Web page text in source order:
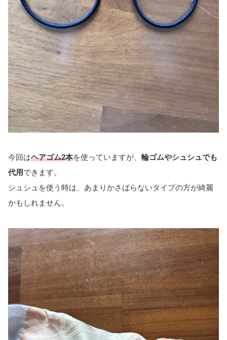
今回はヘアゴム2本を使っていますが、 輪ゴムやシュシュでも
代用できます。
シュシュを使う時は、あまりかさばらないタイプの方が綺麗
かもしれません。